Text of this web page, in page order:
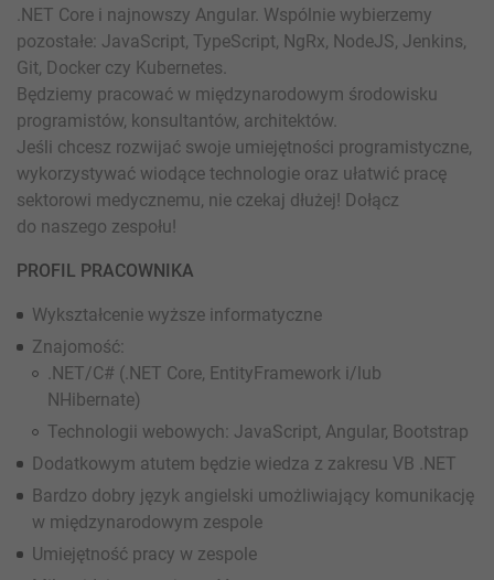
.NET Core i najnowszy Angular. Wspólnie wybierzemy
pozostałe: JavaScript, TypeScript, NgRx, NodeJS, Jenkins,
Git, Docker czy Kubernetes.
Będziemy pracować w międzynarodowym środowisku
programistów, konsultantów, architektów.
Jeśli chcesz rozwijać swoje umiejętności programistyczne,
wykorzystywać wiodące technologie oraz ułatwić pracę
sektorowi medycznemu, nie czekaj dłużej! Dołącz
do naszego zespołu!
PROFIL PRACOWNIKA
Wykształcenie wyższe informatyczne
Znajomość:
.NET/C# (.NET Core, EntityFramework i/lub
NHibernate)
Technologii webowych: JavaScript, Angular, Bootstrap
Dodatkowym atutem będzie wiedza z zakresu VB .NET
Bardzo dobry język angielski umożliwiający komunikację
w międzynarodowym zespole
Umiejętność pracy w zespole